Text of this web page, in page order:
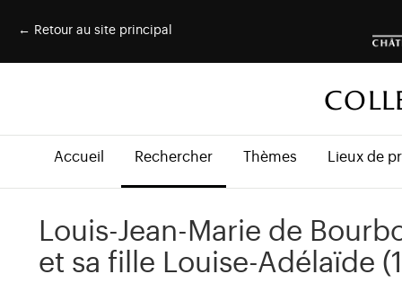
← Retour au site principal
Accueil Rechercher Thèmes Lieux de
Louis-Jean-Marie de
et sa fille Louise-Adélaïde